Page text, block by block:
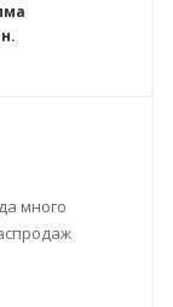
много